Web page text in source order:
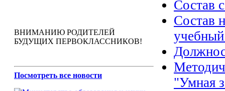
ВНИМАНИЮ РОДИТЕЛЕЙ
БУДУЩИХ ПЕРВОКЛАССНИКОВ!
Посмотреть все новости
Состав
Состав
"Умная